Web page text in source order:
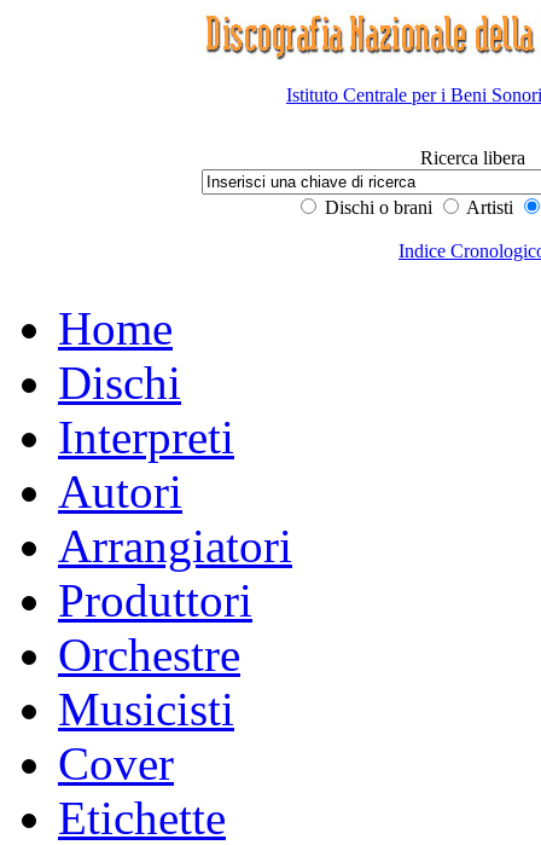
Istituto Centrale per i Beni
Ricerca libera
Dischi o brani Artisti
Indice
Home
Dischi
Interpreti
Autori
Arrangiatori
Produttori
Orchestre
Musicisti
Cover
Etichette